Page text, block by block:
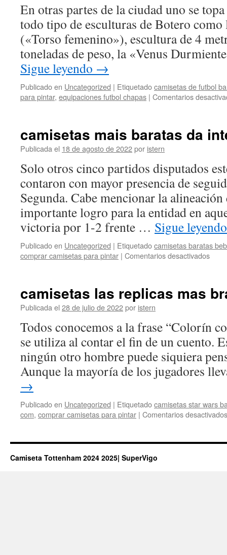
En otras partes de la ciudad uno se
todo tipo de esculturas de Botero como
(«Torso femenino»), escultura de 4
toneladas de peso, la «Venus
Sigue leyendo →
Publicado en Uncategorized | Etiquetadocamisetas de futbol
para pintar, equipaciones futbol chapas | Comentarios
camisetas mais baratas da
Publicada el 18 de agosto de 2022por istern
Solo otros cinco partidos disputados
contaron con mayor presencia de
Segunda. Cabe mencionar la
importante logro para la entidad en
victoria por 1-2 frente … Sigue
Publicado en Uncategorized | Etiquetadocamisetas baratas
comprar camisetas para pintar | Comentarios desactivadosen
da
camisetas las replicas mas
Publicada el 28 de julio de 2022por istern
Todos conocemos a la frase “Colorín
se utiliza al contar el fin de un cuento.
ningún otro hombre puede siquiera
Aunque la mayoría de los jugadores
→
Publicado en Uncategorized | Etiquetadocamisetas star wars
com, comprar camisetas para pintar | Comentarios desactivados
Camiseta Tottenham 2024 2025| SuperVigo